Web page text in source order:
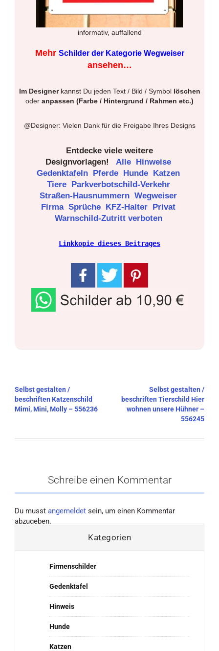
informativ, auffallend
Mehr Schilder der Kategorie Wegweiser
ansehen…
Im Designerkannst Du jeden Text / Bild / Symbol löschen
oder anpassen (Farbe / Hintergrund / Rahmen etc.)
@Designer: Vielen Dank für die Freigabe Ihres Designs
Entdecke viele weitere
Designvorlagen!
Alle Hinweise
Gedenktafeln Pferde Hunde Katzen
Tiere Parkverbotschild-Verkehr
Straßen-Hausnummern Wegweiser
Firma Sprüche KFZ-Halter Privat
Warnschild-Zutritt verboten
Linkkopie dieses Beitrages
Beitragsnavigation
Selbst gestalten /
beschriften Katzenschild
Mimi, Mini, Molly – 556236
Selbst gestalten /
beschriften Tierschild Hier
wohnen unsere Hühner –
556245
Schreibe einen Kommentar
Du musst angemeldet sein, um einen Kommentar
abzugeben.
Kategorien
Firmenschilder
Gedenktafel
Hinweis
Hunde
Katzen